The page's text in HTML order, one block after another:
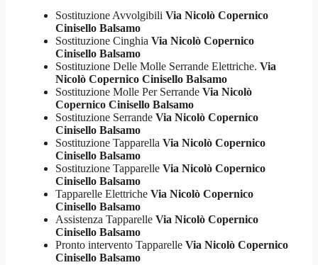
Sostituzione Avvolgibili Via Nicolò Copernico
Cinisello Balsamo
Sostituzione Cinghia Via Nicolò Copernico
Cinisello Balsamo
Sostituzione Delle Molle Serrande Elettriche. Via
Nicolò Copernico Cinisello Balsamo
Sostituzione Molle Per Serrande Via Nicolò
Copernico Cinisello Balsamo
Sostituzione Serrande Via Nicolò Copernico
Cinisello Balsamo
Sostituzione Tapparella Via Nicolò Copernico
Cinisello Balsamo
Sostituzione Tapparelle Via Nicolò Copernico
Cinisello Balsamo
Tapparelle Elettriche Via Nicolò Copernico
Cinisello Balsamo
Assistenza Tapparelle Via Nicolò Copernico
Cinisello Balsamo
Pronto intervento Tapparelle Via Nicolò Copernico
Cinisello Balsamo